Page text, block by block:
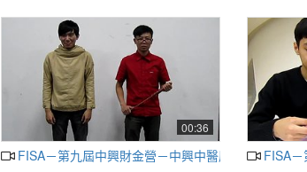
00:36
FISA－第九屆中興財金營－中興中醫廣告 FISA